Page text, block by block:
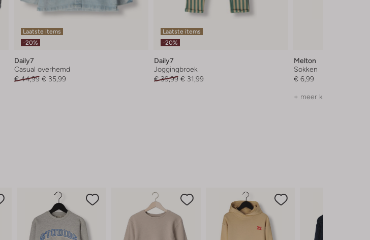
Laatste items
-20%
Daily7
Casual overhemd
€ 44,99 € 35,99
Laatste items
-20%
Daily7
Joggingbroek
€ 39,99 € 31,99
Melton
Sokken
€ 6,99
+ meer kleuren